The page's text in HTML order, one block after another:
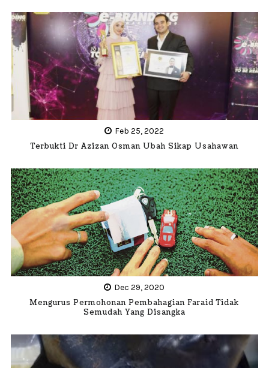
Feb 25, 2022
Terbukti Dr Azizan Osman Ubah Sikap Usahawan
Dec 29, 2020
Mengurus Permohonan Pembahagian Faraid Tidak
Semudah Yang Disangka